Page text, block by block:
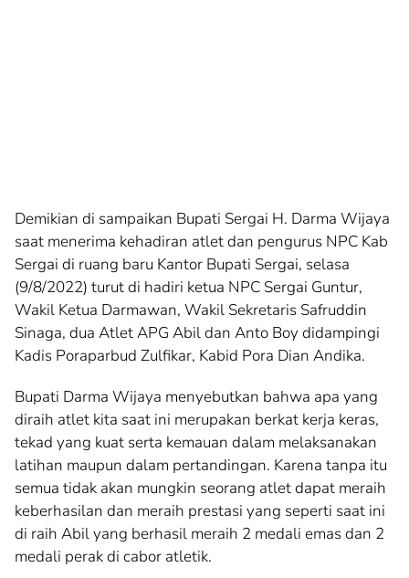
Demikian di sampaikan Bupati Sergai H. Darma Wijaya
saat menerima kehadiran atlet dan pengurus NPC Kab
Sergai di ruang baru Kantor Bupati Sergai, selasa
(9/8/2022) turut di hadiri ketua NPC Sergai Guntur,
Wakil Ketua Darmawan, Wakil Sekretaris Safruddin
Sinaga, dua Atlet APG Abil dan Anto Boy didampingi
Kadis Poraparbud Zulfikar, Kabid Pora Dian Andika.
Bupati Darma Wijaya menyebutkan bahwa apa yang
diraih atlet kita saat ini merupakan berkat kerja keras,
tekad yang kuat serta kemauan dalam melaksanakan
latihan maupun dalam pertandingan. Karena tanpa itu
semua tidak akan mungkin seorang atlet dapat meraih
keberhasilan dan meraih prestasi yang seperti saat ini
di raih Abil yang berhasil meraih 2 medali emas dan 2
medali perak di cabor atletik.